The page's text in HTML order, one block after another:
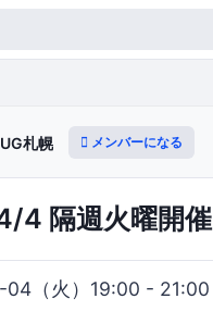
札幌 メンバーになる
4 隔週火曜開
（火）19:00 - 21:00